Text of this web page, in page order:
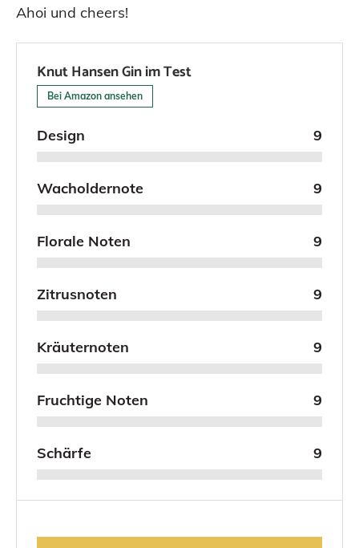
Ahoi und cheers!
Knut Hansen Gin im Test
Bei Amazon ansehen
Design 9
Wacholdernote 9
Florale Noten 9
Zitrusnoten 9
Kräuternoten 9
Fruchtige Noten 9
Schärfe 9